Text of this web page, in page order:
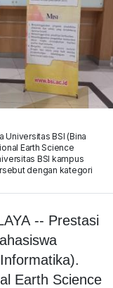
BSI (Bina
Earth Science
BSI kampus
dengan kategori
-- Prestasi
Earth Science